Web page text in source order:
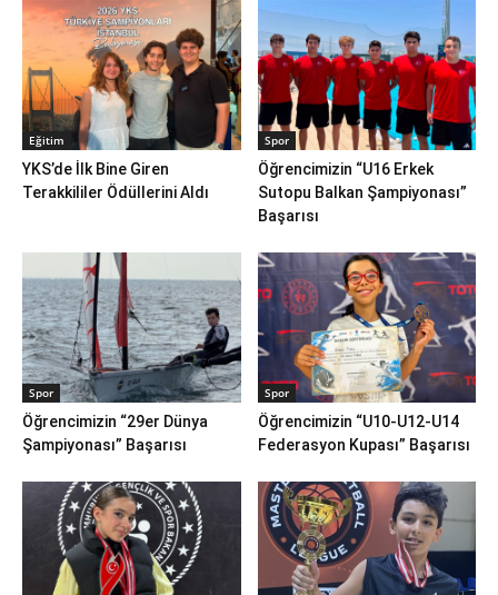
Eğitim
YKS’de İlk Bine Giren
Terakkililer Ödüllerini Aldı
Spor
Öğrencimizin “U16 Erkek
Sutopu Balkan Şampiyonası”
Başarısı
Spor
Öğrencimizin “29er Dünya
Şampiyonası” Başarısı
Spor
Öğrencimizin “U10-U12-U14
Federasyon Kupası” Başarısı